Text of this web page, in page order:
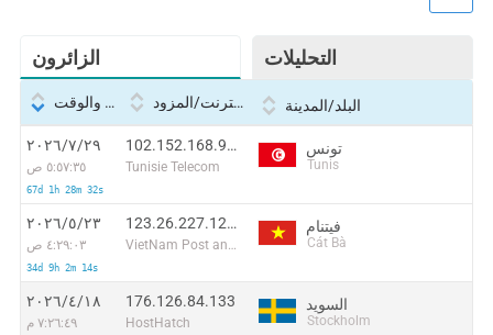
الزائرون التحليلات
التاريخ والوقت بروتوكول الإنترنت/المزود البلد/المدينة
٢٩‏/٧‏/٢٠٢٦
٥:٥٧:٣٥ ص
67d 1h 28m 32s
102.152.168.91:57934
Tunisie Telecom
تونس
Tunis
٢٣‏/٥‏/٢٠٢٦
٤:٢٩:٠٣ ص
34d 9h 2m 14s
123.26.227.127:48982
VietNam Post and Telecom Corporation
فيتنام
Cát Bà
١٨‏/٤‏/٢٠٢٦
٧:٢٦:٤٩ م
176.126.84.133
HostHatch
السويد
Stockholm